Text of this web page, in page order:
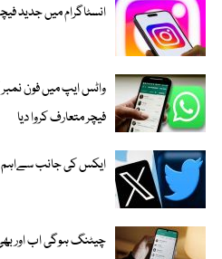
انسٹاگرام میں جدید
واٹس ایپ میں فون
فیچر متعارف کروا دیا
ایکس کی جانب سےاہم
چیٹنگ ہوگی اب اور